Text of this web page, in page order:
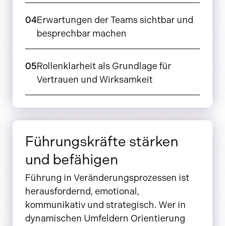
04Erwartungen der Teams sichtbar und
besprechbar machen
05Rollenklarheit als Grundlage für
Vertrauen und Wirksamkeit
Führungskräfte stärken
und befähigen
Führung in Veränderungsprozessen ist
herausfordernd, emotional,
kommunikativ und strategisch. Wer in
dynamischen Umfeldern Orientierung